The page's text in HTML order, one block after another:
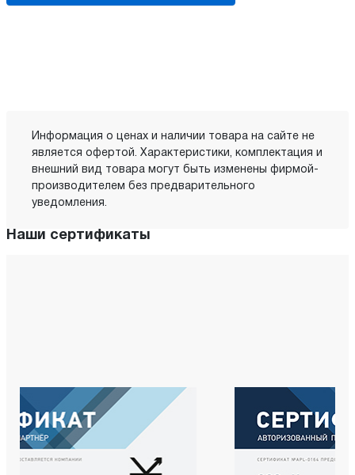
Информация о ценах и наличии товара на сайте не
является офертой. Характеристики, комплектация и
внешний вид товара могут быть изменены фирмой-
производителем без предварительного
уведомления.
Наши сертификаты